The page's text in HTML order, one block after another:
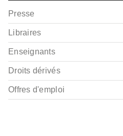
Presse
Libraires
Enseignants
Droits dérivés
Offres d'emploi